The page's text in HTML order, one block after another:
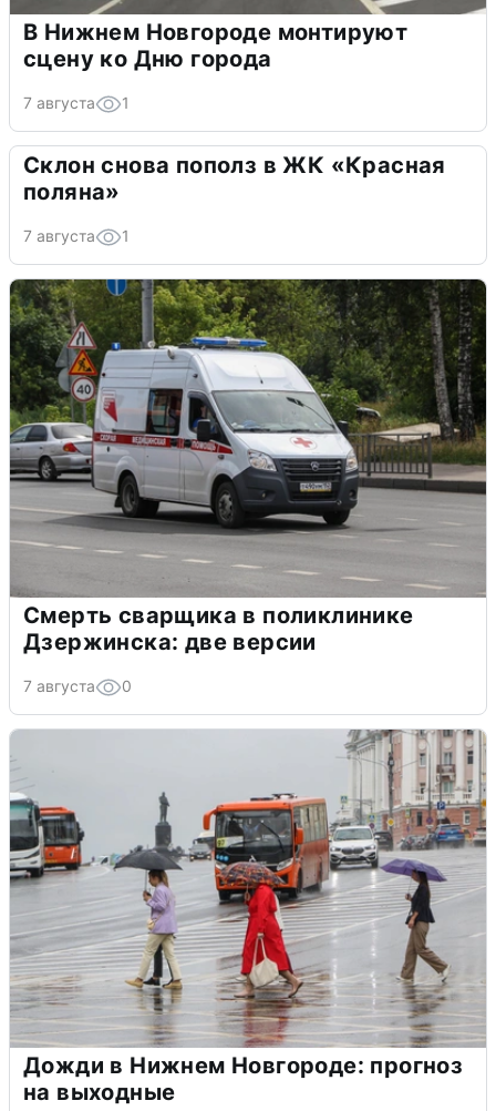
В Нижнем Новгороде монтируют
сцену ко Дню города
7 августа 1
Склон снова пополз в ЖК «Красная
поляна»
7 августа 1
Смерть сварщика в поликлинике
Дзержинска: две версии
7 августа 0
Дожди в Нижнем Новгороде: прогноз
на выходные